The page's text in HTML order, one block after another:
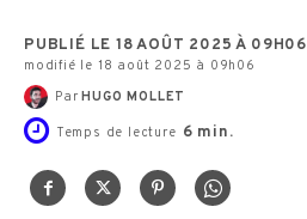
PUBLIÉ LE 18 AOÛT 2025 À 09H06
modifié le 18 août 2025 à 09h06
Par HUGO MOLLET
Temps de lecture 6 min.